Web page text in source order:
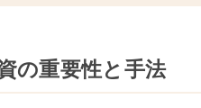
の重要性と手法